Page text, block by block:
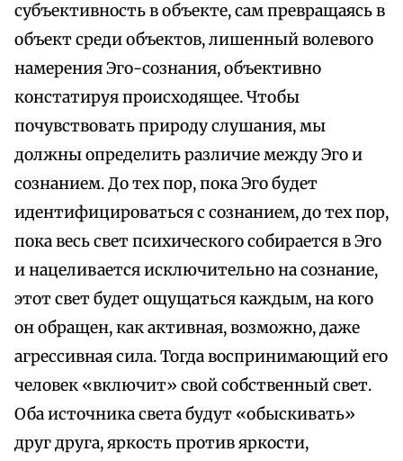
субъективность в объекте, сам превращаясь в
объект среди объектов, лишенный волевого
намерения Эго-сознания, объективно
констатируя происходящее. Чтобы
почувствовать природу слушания, мы
должны определить различие между Эго и
сознанием. До тех пор, пока Эго будет
идентифицироваться с сознанием, до тех пор,
пока весь свет психического собирается в Эго
и нацеливается исключительно на сознание,
этот свет будет ощущаться каждым, на кого
он обращен, как активная, возможно, даже
агрессивная сила. Тогда воспринимающий его
человек «включит» свой собственный свет.
Оба источника света будут «обыскивать»
друг друга, яркость против яркости,